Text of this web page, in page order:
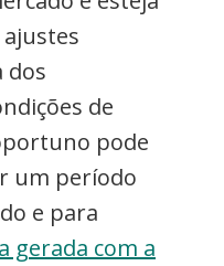
dos
de
pode
um período
e para
gerada com a